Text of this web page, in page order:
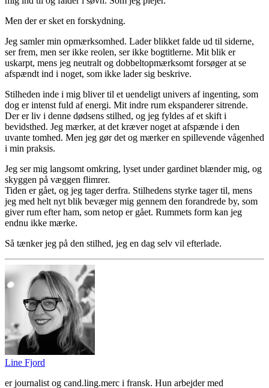
Men der er sket en forskydning.
Jeg samler min opmærksomhed. Lader blikket falde ud til siderne,
ser frem, men ser ikke reolen, ser ikke bogtitlerne. Mit blik er
uskarpt, mens jeg neutralt og dobbeltopmærksomt forsøger at se
afspændt ind i noget, som ikke lader sig beskrive.
Stilheden inde i mig bliver til et uendeligt univers af ingenting, som
dog er intenst fuld af energi. Mit indre rum ekspanderer sitrende.
Der er liv i denne dødsens stilhed, og jeg fyldes af et skift i
bevidsthed. Jeg mærker, at det kræver noget at afspænde i den
uvante tomhed. Men jeg gør det og mærker en spillevende vågenhed
i min praksis.
Jeg ser mig langsomt omkring, lyset under gardinet blænder mig, og
skyggen på væggen flimrer.
Tiden er gået, og jeg tager derfra. Stilhedens styrke tager til, mens
jeg med helt nyt blik bevæger mig gennem den forandrede by, som
giver rum efter ham, som netop er gået. Rummets form kan jeg
endnu ikke mærke.
Så tænker jeg på den stilhed, jeg en dag selv vil efterlade.
Line Fjord
er journalist og cand.ling.merc i fransk. Hun arbejder med